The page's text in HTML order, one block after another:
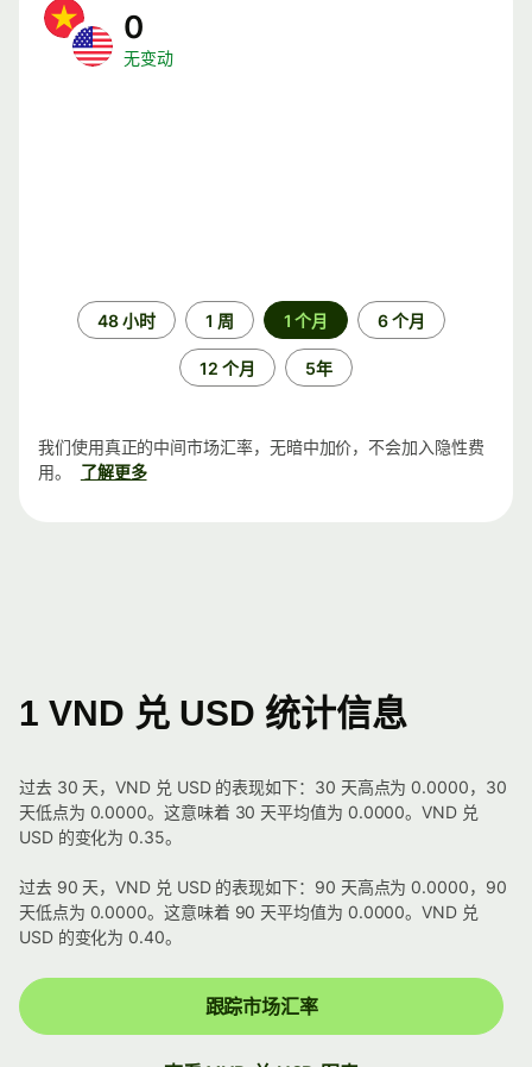
0
无变动
48 小时 1 周 1 个月 6 个月
12 个月 5年
我们使用真正的中间市场汇率，无暗中加价，不会加入隐性费
用。
了解更多
1 VND 兑 USD 统计信息
过去 30 天，VND 兑 USD 的表现如下：30 天高点为 0.0000，30
天低点为 0.0000。这意味着 30 天平均值为 0.0000。VND 兑
USD 的变化为 0.35。
过去 90 天，VND 兑 USD 的表现如下：90 天高点为 0.0000，90
天低点为 0.0000。这意味着 90 天平均值为 0.0000。VND 兑
USD 的变化为 0.40。
跟踪市场汇率